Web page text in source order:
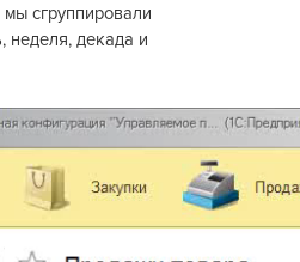
сгруппировали
неделя, декада и